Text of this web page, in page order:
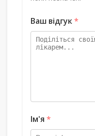
Ваш відгук*
Ім'я *